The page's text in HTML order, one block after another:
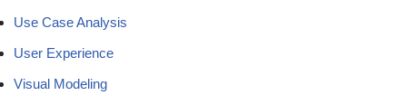
Use Case Analysis
User Experience
Visual Modeling